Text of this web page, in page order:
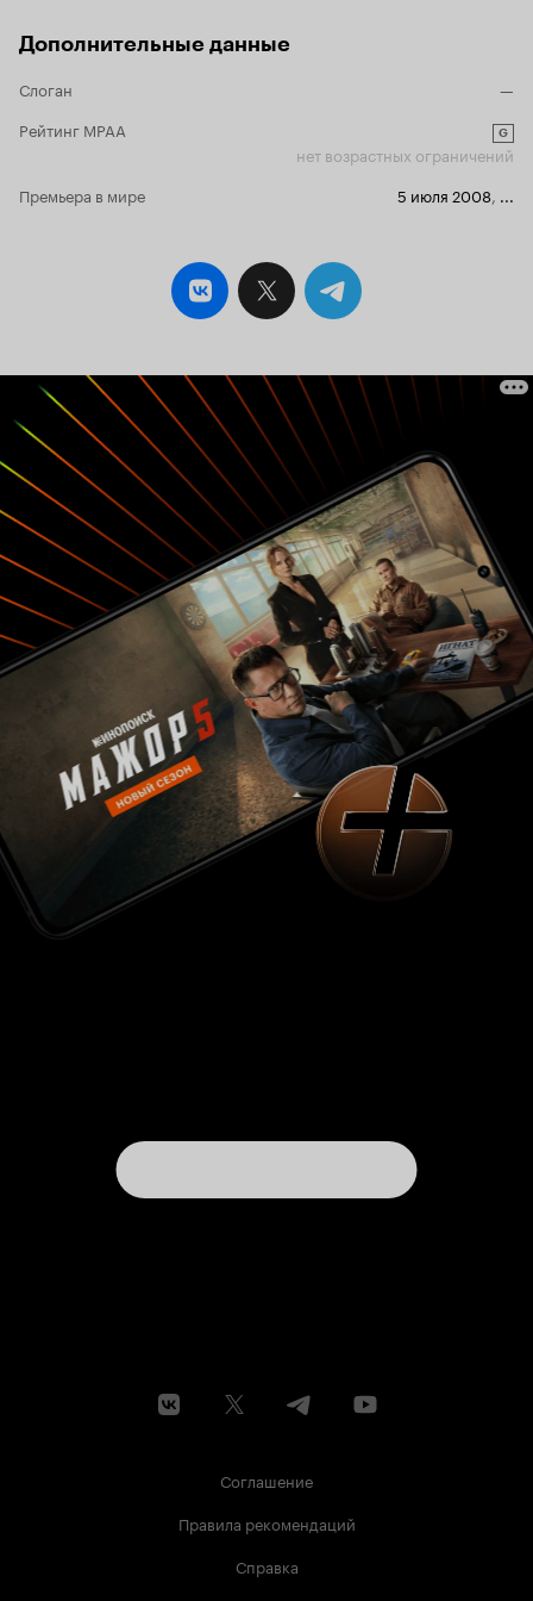
Дополнительные данные
Слоган
—
Рейтинг MPAA
G
нет возрастных ограничений
Премьера в мире
5 июля 2008, ...
Соглашение
Правила рекомендаций
Справка